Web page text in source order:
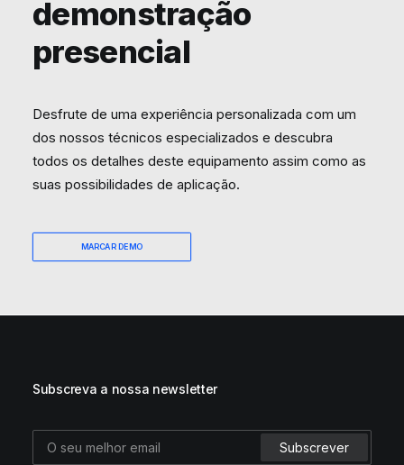
demonstração
presencial
Desfrute de uma experiência personalizada com um
dos nossos técnicos especializados e descubra
todos os detalhes deste equipamento assim como as
suas possibilidades de aplicação.
MARCAR DEMO
Subscreva a nossa newsletter